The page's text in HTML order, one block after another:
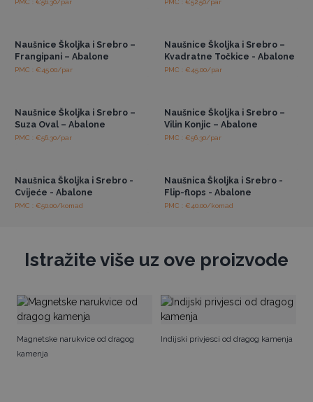
PMC : €56.30/par PMC : €52.50/par
Naušnice Školjka i Srebro –
Frangipani – Abalone
PMC : €45.00/par
Naušnice Školjka i Srebro –
Kvadratne Točkice - Abalone
PMC : €45.00/par
Naušnice Školjka i Srebro –
Suza Oval – Abalone
PMC : €56.30/par
Naušnice Školjka i Srebro –
Vilin Konjic – Abalone
PMC : €56.30/par
Naušnica Školjka i Srebro -
Cvijeće - Abalone
PMC : €50.00/komad
Naušnica Školjka i Srebro -
Flip-flops - Abalone
PMC : €40.00/komad
Istražite više uz ove proizvode
Magnetske narukvice od dragog
kamenja
Indijski privjesci od dragog kamenja